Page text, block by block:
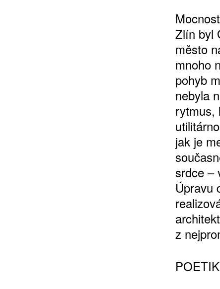
Zlín byl
město
mnoho
pohyb
nebyla
rytmus,
jak je
srdce –
Úpravu
z